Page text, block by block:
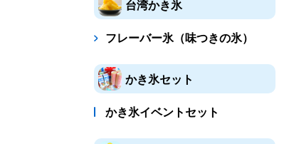
台湾かき氷
フレーバー氷（味つきの氷）
かき氷セット
かき氷イベントセット